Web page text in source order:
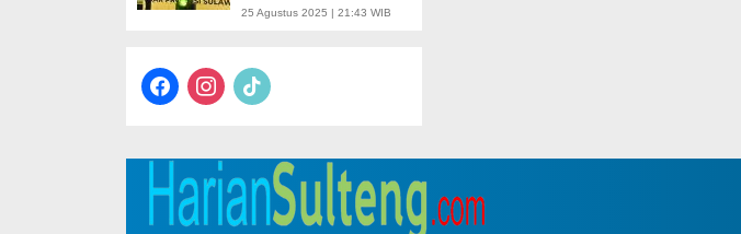
25 Agustus 2025 | 21:43 WIB
facebookinstagram
tiktok